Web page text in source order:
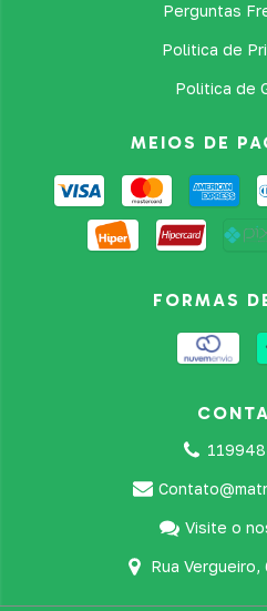
Perguntas
Politica de
Politica de
MEIOS DE
FORMAS
Visite o
Rua